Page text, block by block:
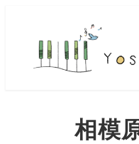
相模